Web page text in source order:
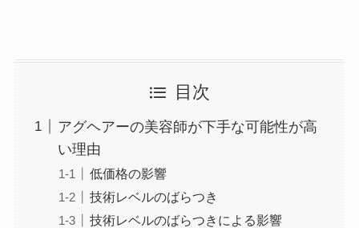
目次
アグヘアーの美容師が下手な可能性が高
い理由
低価格の影響
技術レベルのばらつき
技術レベルのばらつきによる影響